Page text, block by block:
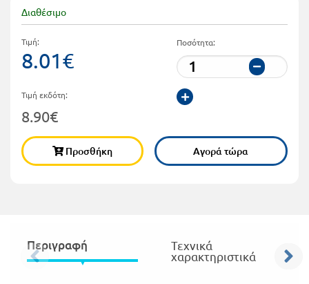
Βιβλιοθήκη
εκπαιδευτικού
Πανελλήνιοι
Μαθητικοί
Παζλ και
Τάξη
Τάξη
Ε.ΠΑΛ.
Για
όλο
το
Διαθέσιμο
Τιμή:
8.01€
Τιμή εκδότη:
8.90€
Ποσότητα:
Προσθήκη Αγορά τώρα
Περιγραφή Τεχνικά
χαρακτηριστικά